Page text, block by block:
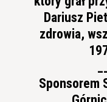
Dariusz
zdrowia,
Sponsorem